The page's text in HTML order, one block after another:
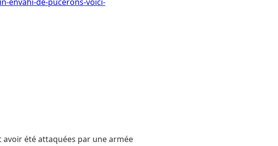
été attaquées par une armée